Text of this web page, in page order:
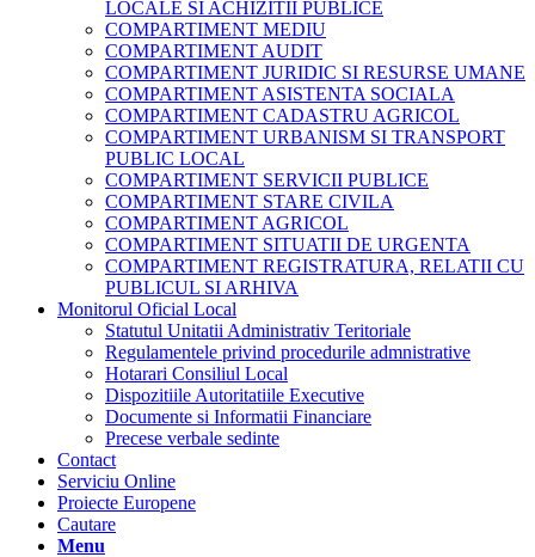
LOCALE SI ACHIZITII PUBLICE
COMPARTIMENT MEDIU
COMPARTIMENT AUDIT
COMPARTIMENT JURIDIC SI RESURSE UMANE
COMPARTIMENT ASISTENTA SOCIALA
COMPARTIMENT CADASTRU AGRICOL
COMPARTIMENT URBANISM SI TRANSPORT
PUBLIC LOCAL
COMPARTIMENT SERVICII PUBLICE
COMPARTIMENT STARE CIVILA
COMPARTIMENT AGRICOL
COMPARTIMENT SITUATII DE URGENTA
COMPARTIMENT REGISTRATURA, RELATII CU
PUBLICUL SI ARHIVA
Monitorul Oficial Local
Statutul Unitatii Administrativ Teritoriale
Regulamentele privind procedurile admnistrative
Hotarari Consiliul Local
Dispozitiile Autoritatiile Executive
Documente si Informatii Financiare
Precese verbale sedinte
Contact
Serviciu Online
Proiecte Europene
Cautare
Menu